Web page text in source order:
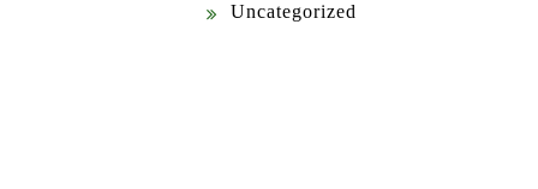
Uncategorized